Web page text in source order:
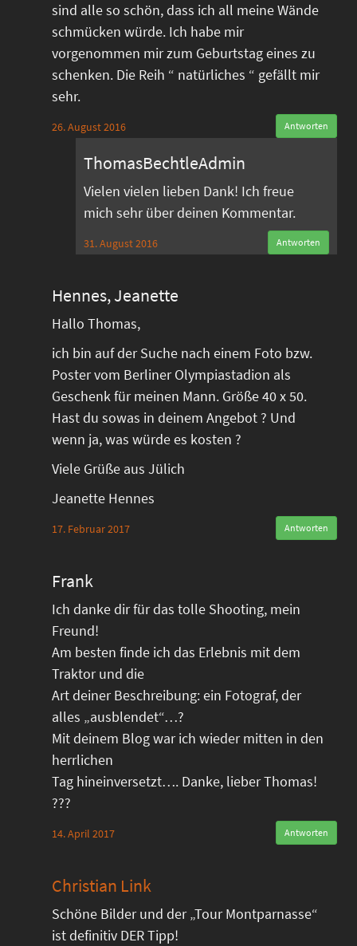
sind alle so schön, dass ich all meine Wände
schmücken würde. Ich habe mir
vorgenommen mir zum Geburtstag eines zu
schenken. Die Reih “ natürliches “ gefällt mir
sehr.
26. August 2016 Antworten
ThomasBechtleAdmin
Vielen vielen lieben Dank! Ich freue
mich sehr über deinen Kommentar.
31. August 2016 Antworten
Hennes, Jeanette
Hallo Thomas,
ich bin auf der Suche nach einem Foto bzw.
Poster vom Berliner Olympiastadion als
Geschenk für meinen Mann. Größe 40 x 50.
Hast du sowas in deinem Angebot ? Und
wenn ja, was würde es kosten ?
Viele Grüße aus Jülich
Jeanette Hennes
17. Februar 2017 Antworten
Frank
Ich danke dir für das tolle Shooting, mein
Freund!
Am besten finde ich das Erlebnis mit dem
Traktor und die
Art deiner Beschreibung: ein Fotograf, der
alles „ausblendet“…?
Mit deinem Blog war ich wieder mitten in den
herrlichen
Tag hineinversetzt…. Danke, lieber Thomas!
???
14. April 2017 Antworten
Christian Link
Schöne Bilder und der „Tour Montparnasse“
ist definitiv DER Tipp!